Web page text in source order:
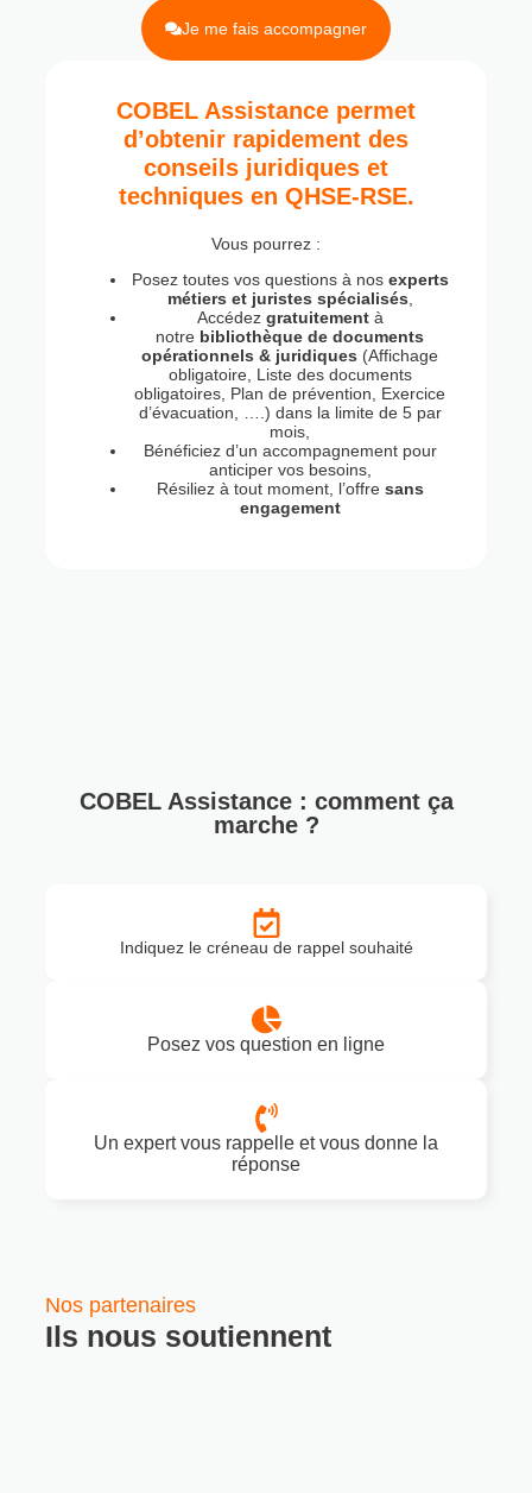
Je me fais accompagner
COBEL Assistance permet
d’obtenir rapidement des
conseils juridiques et
techniques en QHSE-RSE.
Vous pourrez :
Posez toutes vos questions à nos experts
métiers et juristes spécialisés
Accédez gratuitementà
notre bibliothèque de documents
opérationnels & juridiques (Affichage
obligatoire, Liste des documents
obligatoires, Plan de prévention, Exercice
d’évacuation, ….) dans la limite de 5 par
mois,
Bénéficiez d’un accompagnement pour
anticiper vos besoins,
Résiliez à tout moment, l’offre sans
engagement
COBEL Assistance : comment ça
marche ?
Indiquez le créneau de rappel souhaité
Posez vos question en ligne
Un expert vous rappelle et vous donne la
réponse
Nos partenaires
Ils nous soutiennent